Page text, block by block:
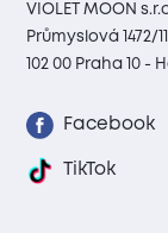
VIOLET MOON
Průmyslová 1472/11
102 00 Praha 10 -
Facebook
TikTok